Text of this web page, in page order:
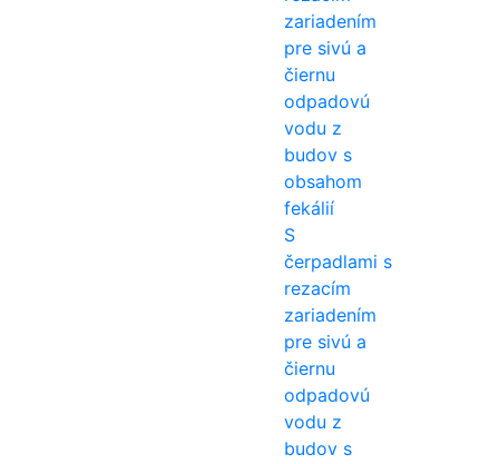
S
čerpadlami s
rezacím
zariadením
pre sivú a
čiernu
odpadovú
vodu z
budov s